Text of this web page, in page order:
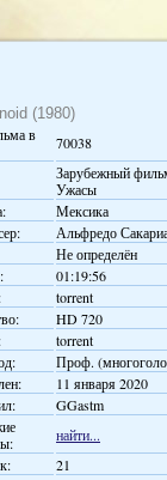
(1980)
в
70038
Зарубежный
Ужасы
Мексика
Альфредо
Не определён
01:19:56
torrent
HD 720
torrent
Проф.
11 января 2020
GGastm
найти...
21